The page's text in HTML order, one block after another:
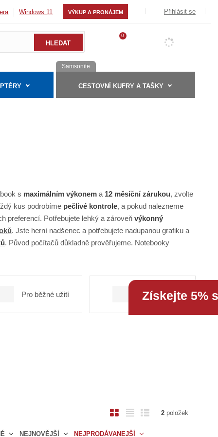
Windows 11 VÝKUP A PRONÁJEM Přihlásit se
0
Samsonite
CESTOVNÍ KUFRY A TAŠKY
s maximálním výkonem a 12 měsíční zárukou, zvolte
kus podrobíme pečlivé kontrole, a pokud nalezneme
preferencí. Potřebujete lehký a zároveň výkonný
. Jste herní nadšenec a potřebujete nadupanou grafiku a
. Původ počítačů důkladně prověřujeme. Notebooky
Pro běžné užití Pracovní
NEJNOVĚJŠÍ NEJPRODÁVANEJŠÍ
T
2položek
Získejte 5%